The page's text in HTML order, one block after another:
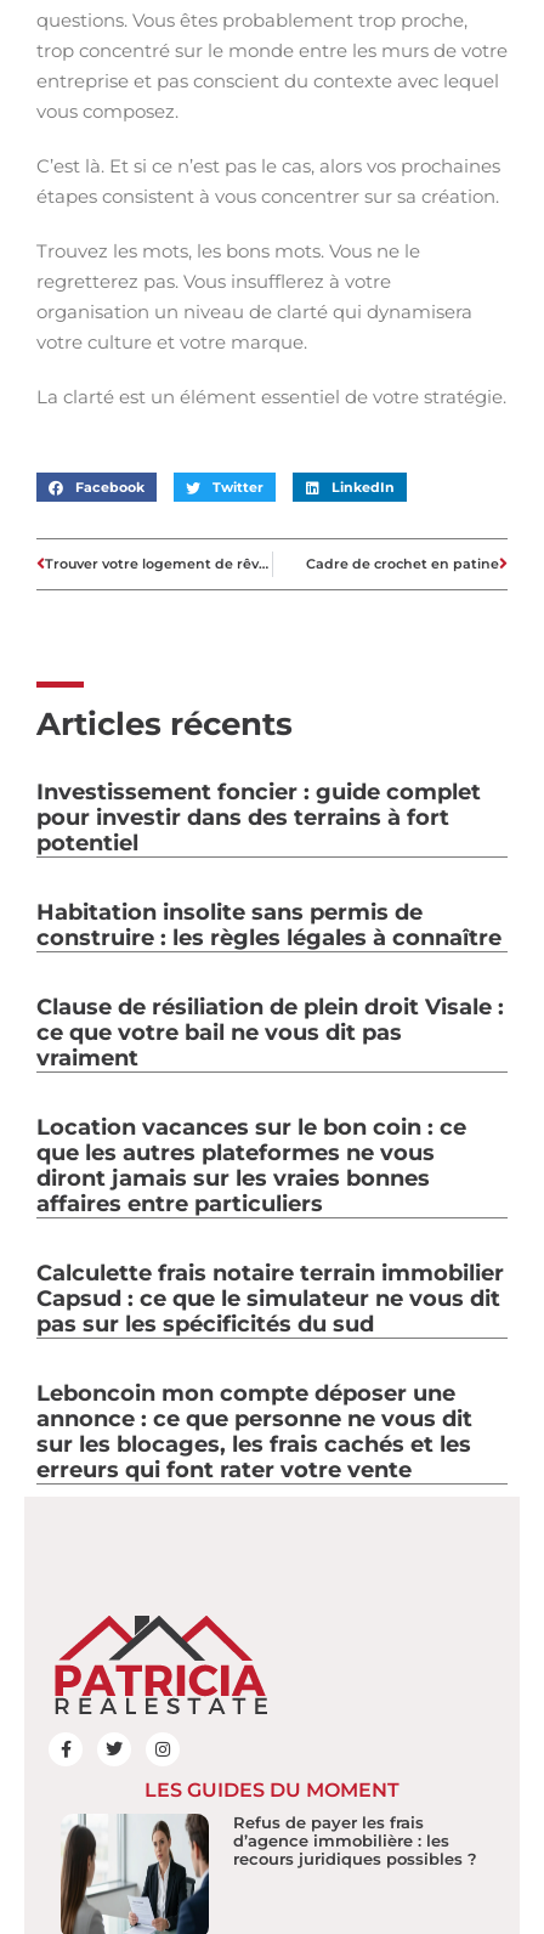
questions. Vous êtes probablement trop proche,
trop concentré sur le monde entre les murs de votre
entreprise et pas conscient du contexte avec lequel
vous composez.
C’est là. Et si ce n’est pas le cas, alors vos prochaines
étapes consistent à vous concentrer sur sa création.
Trouvez les mots, les bons mots. Vous ne le
regretterez pas. Vous insufflerez à votre
organisation un niveau de clarté qui dynamisera
votre culture et votre marque.
La clarté est un élément essentiel de votre stratégie.
Facebook Twitter LinkedIn
Trouver votre logement de rêve grâce à Interconstruction Cadre de crochet en patine
Articles récents
Investissement foncier : guide complet
pour investir dans des terrains à fort
potentiel
Habitation insolite sans permis de
construire : les règles légales à connaître
Clause de résiliation de plein droit Visale :
ce que votre bail ne vous dit pas
vraiment
Location vacances sur le bon coin : ce
que les autres plateformes ne vous
diront jamais sur les vraies bonnes
affaires entre particuliers
Calculette frais notaire terrain immobilier
Capsud : ce que le simulateur ne vous dit
pas sur les spécificités du sud
Leboncoin mon compte déposer une
annonce : ce que personne ne vous dit
sur les blocages, les frais cachés et les
erreurs qui font rater votre vente
LES GUIDES DU MOMENT
Refus de payer les frais
d’agence immobilière : les
recours juridiques possibles ?